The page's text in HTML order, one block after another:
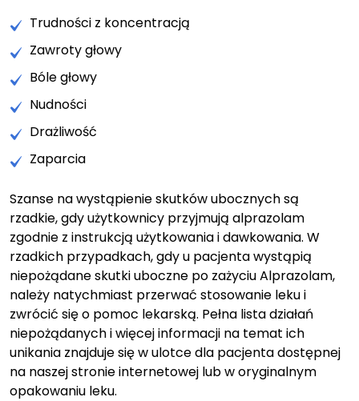
Trudności z koncentracją
Zawroty głowy
Bóle głowy
Nudności
Drażliwość
Zaparcia
Szanse na wystąpienie skutków ubocznych są
rzadkie, gdy użytkownicy przyjmują alprazolam
zgodnie z instrukcją użytkowania i dawkowania. W
rzadkich przypadkach, gdy u pacjenta wystąpią
niepożądane skutki uboczne po zażyciu Alprazolam,
należy natychmiast przerwać stosowanie leku i
zwrócić się o pomoc lekarską. Pełna lista działań
niepożądanych i więcej informacji na temat ich
unikania znajduje się w ulotce dla pacjenta dostępnej
na naszej stronie internetowej lub w oryginalnym
opakowaniu leku.